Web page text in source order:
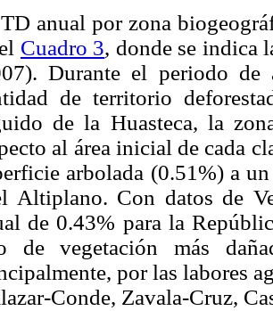
anual por zona
Cuadro 3, donde se indica
Durante el periodo
de territorio
de la Huasteca, la
al área inicial de cada
arbolada (0.51%) a
Altiplano. Con datos de
de 0.43% para la
de vegetación más
por las labores
Conde, Zavala-Cruz,